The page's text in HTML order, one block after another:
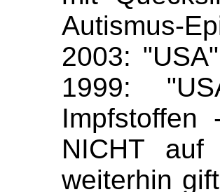
Autismus-
2003:
1999:
NICHT
weiterhin